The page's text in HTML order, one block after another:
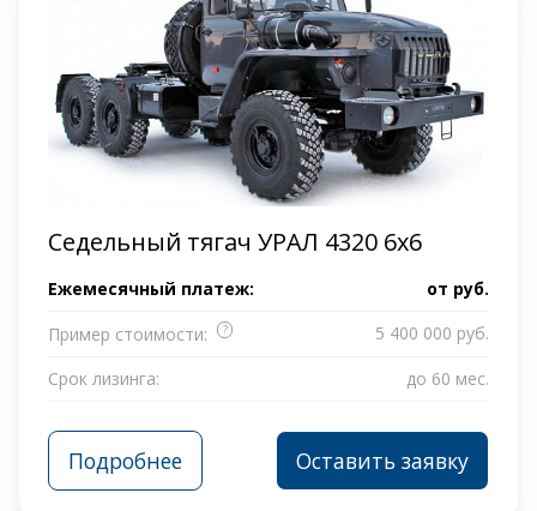
Седельный тягач УРАЛ 4320 6x6
Ежемесячный платеж: от руб.
Пример стоимости:
?
5 400 000 руб.
Срок лизинга:
до 60 мес.
Подробнее Оставить заявку